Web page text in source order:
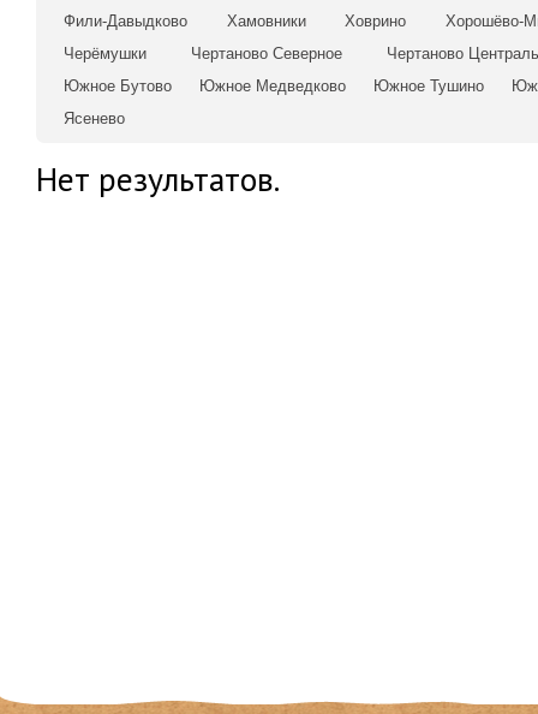
Фили-Давыдково
Хамовники Ховрино
Хорошёво-
Черёмушки
Чертаново Северное
Чертаново
Южное Бутово
Южное Медведково Южное Тушино
Ясенево
Нет результатов.